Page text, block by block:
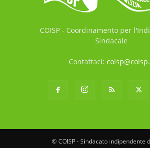
COISP - Coordinamento per
Sindacale
Contattaci:
© COISP - Sindacato indipendente